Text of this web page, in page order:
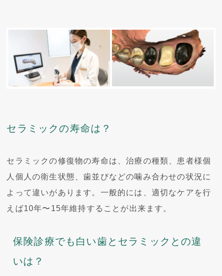
セラミックの寿命は？
セラミックの修復物の寿命は、治療の種類、患者様個
人個人の衛生状態、歯並びなどの噛み合わせの状況に
よって違いがあります。一般的には、適切なケアを行
えば10年〜15年維持することが出来ます。
保険診療でも白い歯とセラミックとの違
いは？